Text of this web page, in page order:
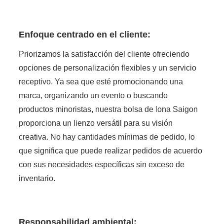
Enfoque centrado en el cliente:
Priorizamos la satisfacción del cliente ofreciendo
opciones de personalización flexibles y un servicio
receptivo. Ya sea que esté promocionando una
marca, organizando un evento o buscando
productos minoristas, nuestra bolsa de lona Saigon
proporciona un lienzo versátil para su visión
creativa. No hay cantidades mínimas de pedido, lo
que significa que puede realizar pedidos de acuerdo
con sus necesidades específicas sin exceso de
inventario.
Responsabilidad ambiental: